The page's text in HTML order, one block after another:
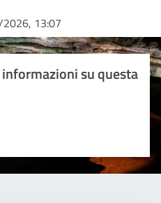
13:07
su questa
su 5
su 5
5